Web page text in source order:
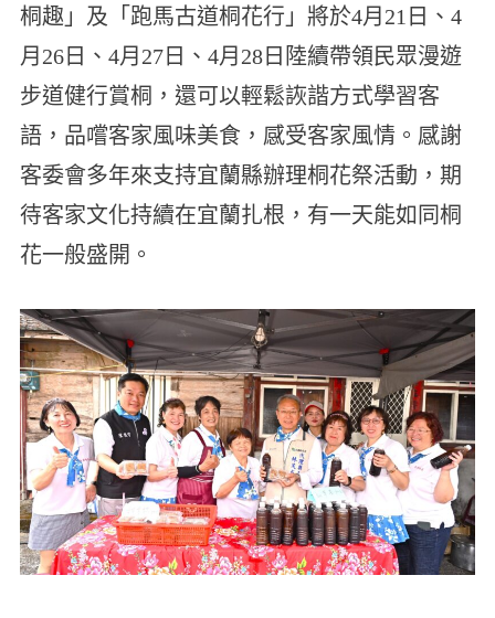
桐趣」及「跑馬古道桐花行」將於4月21日、4
月26日、4月27日、4月28日陸續帶領民眾漫遊
步道健行賞桐，還可以輕鬆詼諧方式學習客
語，品嚐客家風味美食，感受客家風情。感謝
客委會多年來支持宜蘭縣辦理桐花祭活動，期
待客家文化持續在宜蘭扎根，有一天能如同桐
花一般盛開。